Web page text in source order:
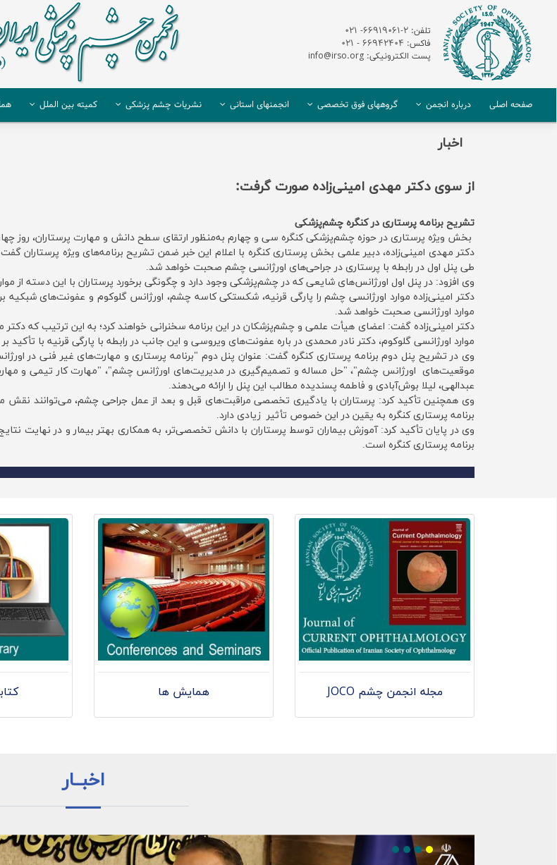
تلفن: 2-66919061- 021
فاکس: 66942404 - 021
پست الکترونیکی: info@irso.org
صفحه اصلی درباره انجمن گروههای فوق تخصصی انجمنهای استانی نشریات چشم پزشکی کمیته بین الملل
اخبار
از سوی دکتر مهدی امینی‌زاده صورت گرفت:
تشریح برنامه پرستاری در کنگره چشم‌پزشکی
بخش ویژه پرستاری در حوزه چشم‌پزشکی کنگره سی و‌ چهارم به‌منظور ارتقای سطح دانش و مهارت پرستاران، روز چهارشنبه ۲۱ آبان ماه دو‌ پنل ‌ویژه
طی پنل اول در رابطه با پرستاری در جراحی‌های اورژانسی چشم صحبت خواهد شد.‌
وی افزود: در پنل اول اورژانس‌های شایعی که در چشم‌پزشکی وجود دارد و چگونگی برخورد پرستاران با این دسته از
دکتر امینی‌زاده موارد اورژانسی چشم را پارگی قرنیه، شکستکی کاسه چشم، اورژانس گلوکوم و عفونت‌های شبکیه
موارد اورژانسی صحبت خواهد شد.
دکتر امینی‌زاده گفت: اعضای هیأت علمی و‌ چشم‌پزشکان در این برنامه سخنرانی خواهند کرد؛ به این ترتیب که
موارد اورژانسی گلوکوم، دکتر نادر محمدی در باره عفونت‌های ویروسی و این جانب در رابطه با پارگی قرنیه با
وی در تشریح پنل دوم برنامه پرستاری کنگره گفت: عنوان پنل دوم "برنامه پرستاری و مهارت‌های غیر فنی در
موقعیت‌های اورژانس چشم"، "حل مساله و تصمیم‌گیری در مدیریت‌های اورژانس چشم"، "مهارت کار تیمی و
عبدالهی، لیلا بوش‌آبادی و فاطمه پسندیده مطالب این پنل را ارائه می‌دهند.
وی‌ همچنین تأکید کرد: پرستاران با یادگیری تخصصی مراقبت‌های قبل و بعد از عمل جراحی چشم، می‌توانند نقش
برنامه پرستاری کنگره به یقین در این خصوص تأثیر زیادی دارد.‌
وی در پایان تأکید کرد: آموزش بیماران توسط پرستاران با دانش تخصصی‌تر، به همکاری بهتر بیمار و در نهایت
برنامه پرستاری کنگره است.
مجله انجمن چشم JOCO همایش ها
اخبــار